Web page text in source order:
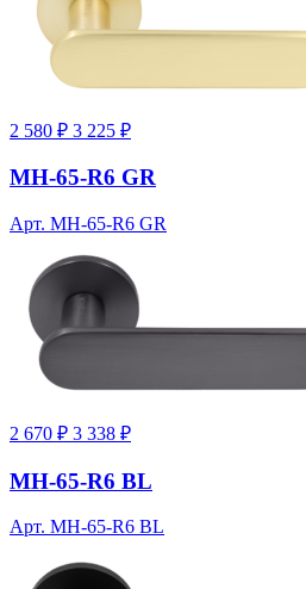
2 580 ₽ 3 225 ₽
MH-65-R6 GR
Арт. MH-65-R6 GR
2 670 ₽ 3 338 ₽
MH-65-R6 BL
Арт. MH-65-R6 BL